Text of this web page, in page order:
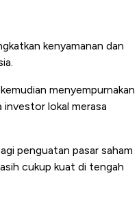
kenyamanan dan
menyempurnakan
investor lokal merasa
penguatan pasar saham
cukup kuat di tengah